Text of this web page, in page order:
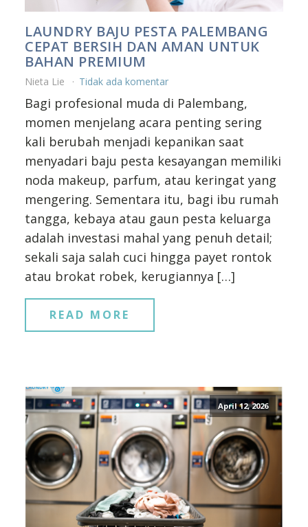
LAUNDRY BAJU PESTA PALEMBANG
CEPAT BERSIH DAN AMAN UNTUK
BAHAN PREMIUM
Nieta Lie Tidak ada komentar
Bagi profesional muda di Palembang,
momen menjelang acara penting sering
kali berubah menjadi kepanikan saat
menyadari baju pesta kesayangan memiliki
noda makeup, parfum, atau keringat yang
mengering. Sementara itu, bagi ibu rumah
tangga, kebaya atau gaun pesta keluarga
adalah investasi mahal yang penuh detail;
sekali saja salah cuci hingga payet rontok
atau brokat robek, kerugiannya […]
READ MORE
April 12, 2026